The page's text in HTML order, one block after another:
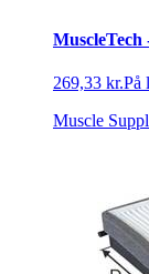
269,33 kr.På
Muscle